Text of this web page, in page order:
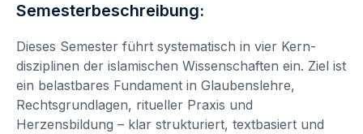
Semesterbeschreibung:
Dieses Semester führt systematisch in vier Kern­
disziplinen der islamischen Wissenschaften ein. Ziel ist
ein belastbares Fundament in Glaubenslehre,
Rechtsgrundlagen, ritueller Praxis und
Herzensbildung – klar strukturiert, textbasiert und